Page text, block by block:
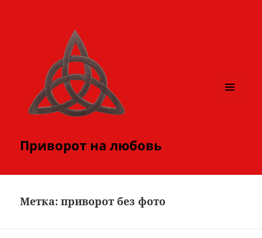
Приворот на любовь
Метка:приворот без фото